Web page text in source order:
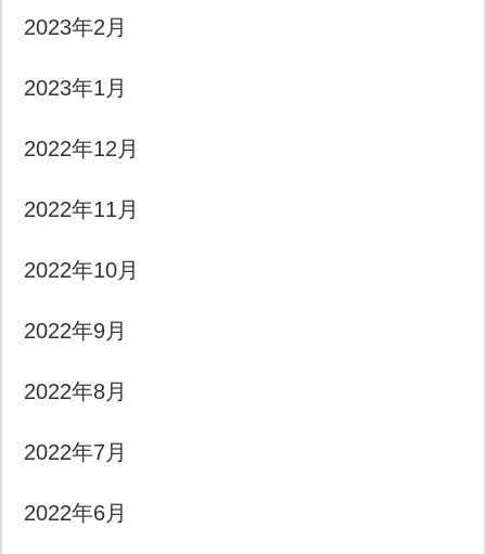
2023年2月
2023年1月
2022年12月
2022年11月
2022年10月
2022年9月
2022年8月
2022年7月
2022年6月